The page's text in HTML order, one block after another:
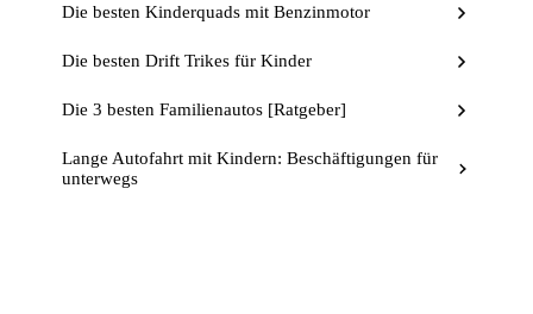
Die besten Kinderquads mit Benzinmotor
Die besten Drift Trikes für Kinder
Die 3 besten Familienautos [Ratgeber]
Lange Autofahrt mit Kindern: Beschäftigungen für
unterwegs